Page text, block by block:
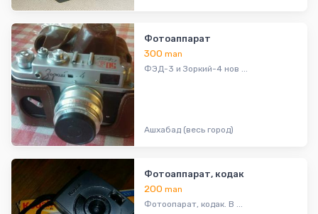
Фотоаппарат
300man
ФЭД-3 и Зоркий-4 нов ...
Ашхабад (весь город)
Фотоаппарат, кодак
200man
Фотоопарат, кодак. В ...